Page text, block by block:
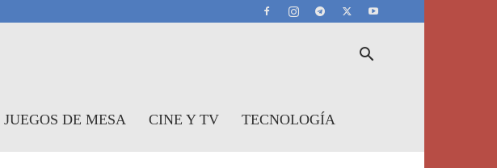
JUEGOS DE MESA CINE Y TV TECNOLOGÍA